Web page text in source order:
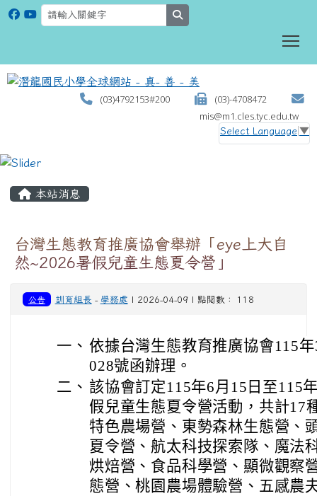
(03)4792153#200
(03)-4708472
mis@m1.cles.tyc.edu.tw
Select Language ▼
本站消息
台灣生態教育推廣協會舉辦「eye上大自
然~2026暑假兒童生態夏令營」
公告 訓育組長 - 學務處 | 2026-04-09 | 點閱數： 118
一、 依據台灣生態教育推廣協會115
028號函辦理。
二、 該協會訂定115年6月15日至115
假兒童生態夏令營活動，共計17
特色農場營、東勢森林生態營、
夏令營、航太科技探索隊、魔法
烘焙營、食品科學營、顯微觀察
態營、桃園農場體驗營、五感農